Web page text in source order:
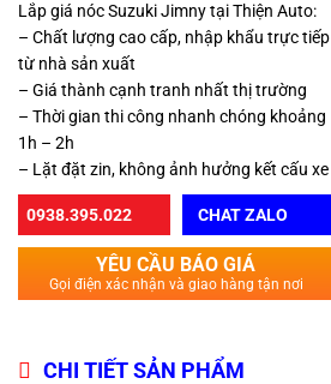
Lắp giá nóc Suzuki Jimny tại Thiện Auto:
– Chất lượng cao cấp, nhập khẩu trực tiếp
từ nhà sản xuất
– Giá thành cạnh tranh nhất thị trường
– Thời gian thi công nhanh chóng khoảng
1h – 2h
– Lặt đặt zin, không ảnh hưởng kết cấu xe
0938.395.022 CHAT ZALO
YÊU CẦU BÁO GIÁ
Gọi điện xác nhận và giao hàng tận nơi
CHI TIẾT SẢN PHẨM